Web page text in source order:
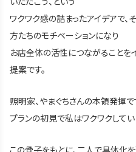
ワクワク感の詰まったアイデアで、
方たちのモチベーションになり
お店全体の活性につながることを
提案です。
照明家、やまぐちさんの本領発揮で
プランの初見で私はワクワクしてい